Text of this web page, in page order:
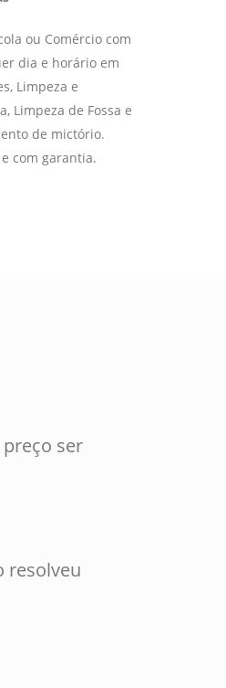
ou Comércio com
dia e horário em
Limpeza e
Limpeza de Fossa e
de mictório.
com garantia.
ser
resolveu